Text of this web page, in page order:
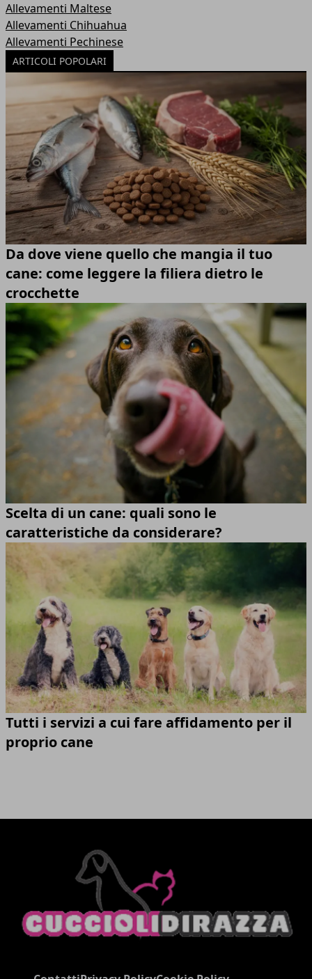
Allevamenti Maltese
Allevamenti Chihuahua
Allevamenti Pechinese
ARTICOLI POPOLARI
Da dove viene quello che mangia il tuo
cane: come leggere la filiera dietro le
crocchette
Scelta di un cane: quali sono le
caratteristiche da considerare?
Tutti i servizi a cui fare affidamento per il
proprio cane